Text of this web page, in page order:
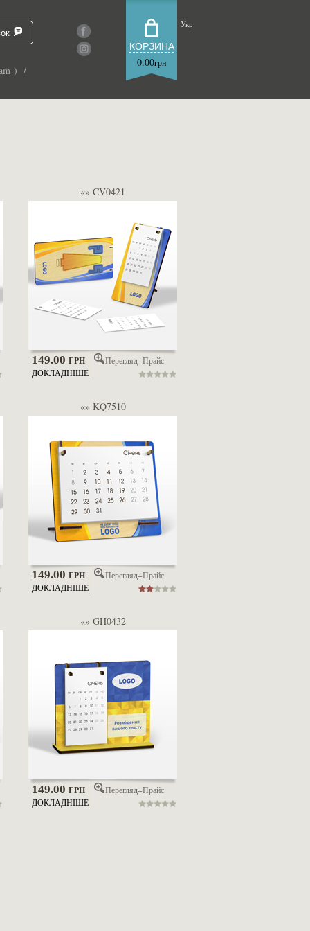
КОРЗИНА
0.00грн
) /
Укр
«» CV0421
149.00 ГРН
ДОКЛАДНІШЕ
Перегляд+Прайс
«» KQ7510
149.00 ГРН
ДОКЛАДНІШЕ
Перегляд+Прайс
«» GH0432
149.00 ГРН
ДОКЛАДНІШЕ
Перегляд+Прайс